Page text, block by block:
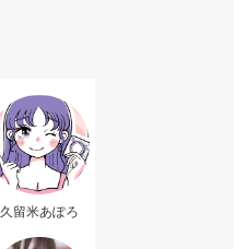
久留米あぽろ